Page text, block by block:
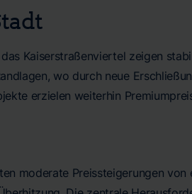
Kaiserstraßenviertel zeigen
wo durch neue
erzielen weiterhin
moderate Preissteigerungen